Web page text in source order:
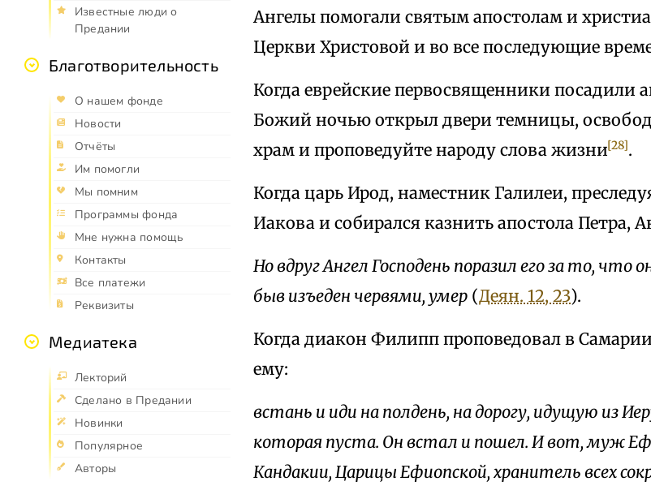
Известные люди о
Предании
Благотворительность
О нашем фонде
Новости
Отчёты
Им помогли
Мы помним
Программы фонда
Мне нужна помощь
Контакты
Все платежи
Реквизиты
Медиатека
Лекторий
Сделано в Предании
Новинки
Популярное
Авторы
Ангелы помогали святым апостолам и
Церкви Христовой и во все последующие
Когда еврейские первосвященники посадили
Божий ночью открыл двери темницы,
храм и проповедуйте народу слова жизни[28].
Когда царь Ирод, наместник Галилеи,
Иакова и собирался казнить апостола Петра,
Но вдруг Ангел Господень поразил его за то, что
быв изъеден червями, умер (Деян. 12, 23).
Когда диакон Филипп проповедовал в
ему:
встань и иди на полдень, на дорогу, идущую из
которая пуста. Он встал и пошел. И вот, муж
Кандакии, Царицы Ефиопской, хранитель всех